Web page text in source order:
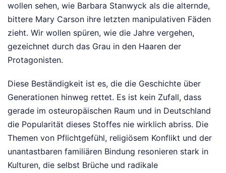
wollen sehen, wie Barbara Stanwyck als die alternde,
bittere Mary Carson ihre letzten manipulativen Fäden
zieht. Wir wollen spüren, wie die Jahre vergehen,
gezeichnet durch das Grau in den Haaren der
Protagonisten.
Diese Beständigkeit ist es, die die Geschichte über
Generationen hinweg rettet. Es ist kein Zufall, dass
gerade im osteuropäischen Raum und in Deutschland
die Popularität dieses Stoffes nie wirklich abriss. Die
Themen von Pflichtgefühl, religiösem Konflikt und der
unantastbaren familiären Bindung resonieren stark in
Kulturen, die selbst Brüche und radikale